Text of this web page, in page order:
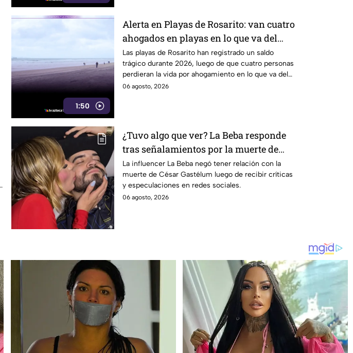
1:50
Alerta en Playas de Rosarito: van cuatro
ahogados en playas en lo que va del
año
Las playas de Rosarito han registrado un saldo
trágico durante 2026, luego de que cuatro personas
perdieran la vida por ahogamiento en lo que va del
año.
06 agosto, 2026
¿Tuvo algo que ver? La Beba responde
tras señalamientos por la muerte de
César Gastélum
La influencer La Beba negó tener relación con la
muerte de César Gastélum luego de recibir críticas
y especulaciones en redes sociales.
06 agosto, 2026